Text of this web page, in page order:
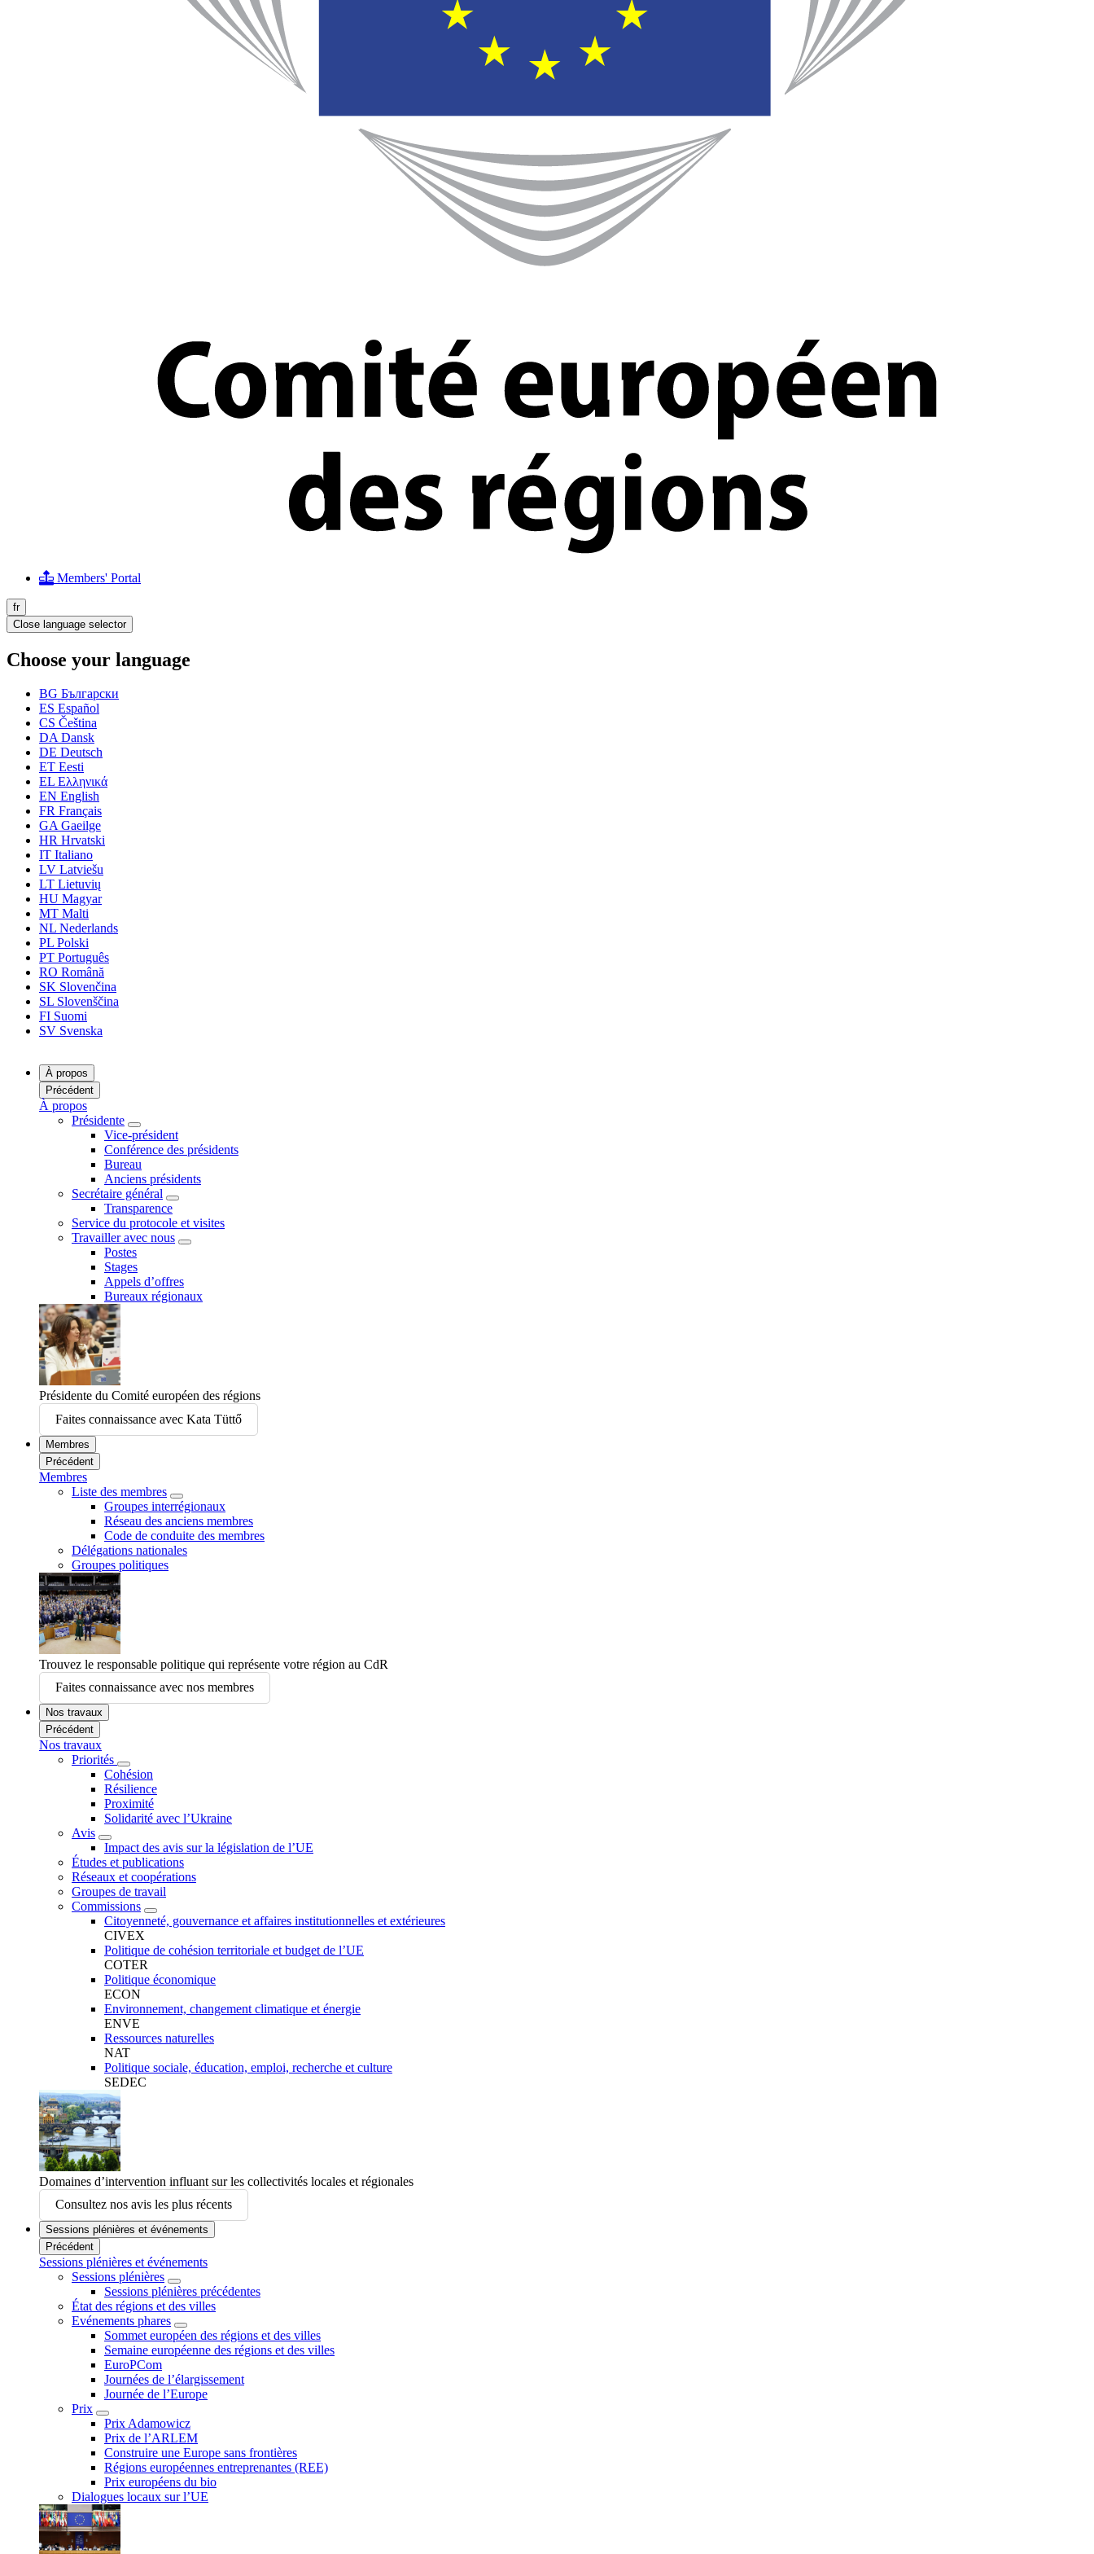
Members' Portal
fr
Close language selector
Choose your language
BG Български
ES Español
CS Čeština
DADansk
DE Deutsch
ET Eesti
EL Ελληνικά
EN English
FR Français
GAGaeilge
HR Hrvatski
IT Italiano
LV Latviešu
LT Lietuvių
HU Magyar
MT Malti
NL Nederlands
PL Polski
PT Português
RO Română
SK Slovenčina
SL Slovenščina
FI Suomi
SV Svenska
À propos
Précédent
À propos
Présidente
Vice-président
Conférence des présidents
Bureau
Anciens présidents
Secrétaire général
Transparence
Service du protocole et visites
Travailler avec nous
Postes
Stages
Appels d’offres
Bureaux régionaux
Présidente du Comité européen des régions
Faites connaissance avec Kata Tüttő
Membres
Précédent
Membres
Liste des membres
Groupes interrégionaux
Réseau des anciens membres
Code de conduite des membres
Délégations nationales
Groupes politiques
Trouvez le responsable politique qui représente votre région au CdR
Faites connaissance avec nos membres
Nos travaux
Précédent
Nos travaux
Priorités
Cohésion
Résilience
Proximité
Solidarité avec l’Ukraine
Avis
Impact des avis sur la législation de l’UE
Études et publications
Réseaux et coopérations
Groupes de travail
Commissions
Citoyenneté, gouvernance et affaires institutionnelles et extérieures
CIVEX
Politique de cohésion territoriale et budget de l’UE
COTER
Politique économique
ECON
Environnement, changement climatique et énergie
ENVE
Ressources naturelles
NAT
Politique sociale, éducation, emploi, recherche et culture
SEDEC
Domaines d’intervention influant sur les collectivités locales et régionales
Consultez nos avis les plus récents
Sessions plénières et événements
Précédent
Sessions plénières et événements
Sessions plénières
Sessions plénières précédentes
État des régions et des villes
Evénements phares
Sommet européen des régions et des villes
Semaine européenne des régions et des villes
EuroPCom
Journées de l’élargissement
Journée de l’Europe
Prix
Prix Adamowicz
Prix de l’ARLEM
Construire une Europe sans frontières
Régions européennes entreprenantes (REE)
Prix européens du bio
Dialogues locaux sur l’UE